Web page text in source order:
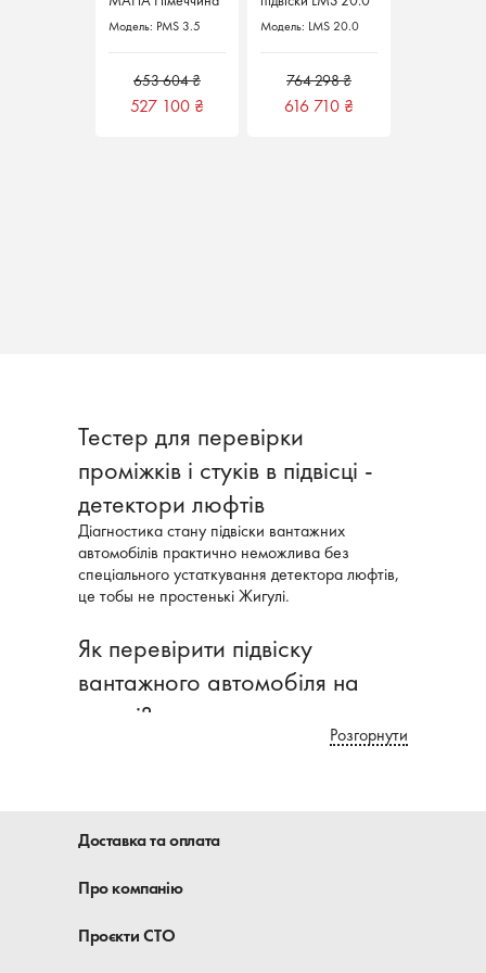
Модель: PMS 3.5
653 604 ₴
527 100 ₴
Модель: PMS 3.5
653 604 ₴
527 100 ₴
MAHA Німеччина
Модель: LMS 20.0
764 298 ₴
616 710 ₴
MAHA Німеччина
Модель: LMS 20.0
764 298 ₴
616 710 ₴
Тестер для перевірки
проміжків і стуків в підвісці -
детектори люфтів
Діагностика стану підвіски вантажних
автомобілів практично неможлива без
спеціального устаткування детектора люфтів,
це тобы не простенькі Жигулі.
Як перевірити підвіску
вантажного автомобіля на
стенді?
Детектор люфтів підвіски має дві
автомобіль (перевіряється кожна вісь)
виконана з оцинкованого металу, основа
зносостійким покриттям, що направляють
Розгорнути
Доставка та оплата
Про компанію
Проєкти СТО